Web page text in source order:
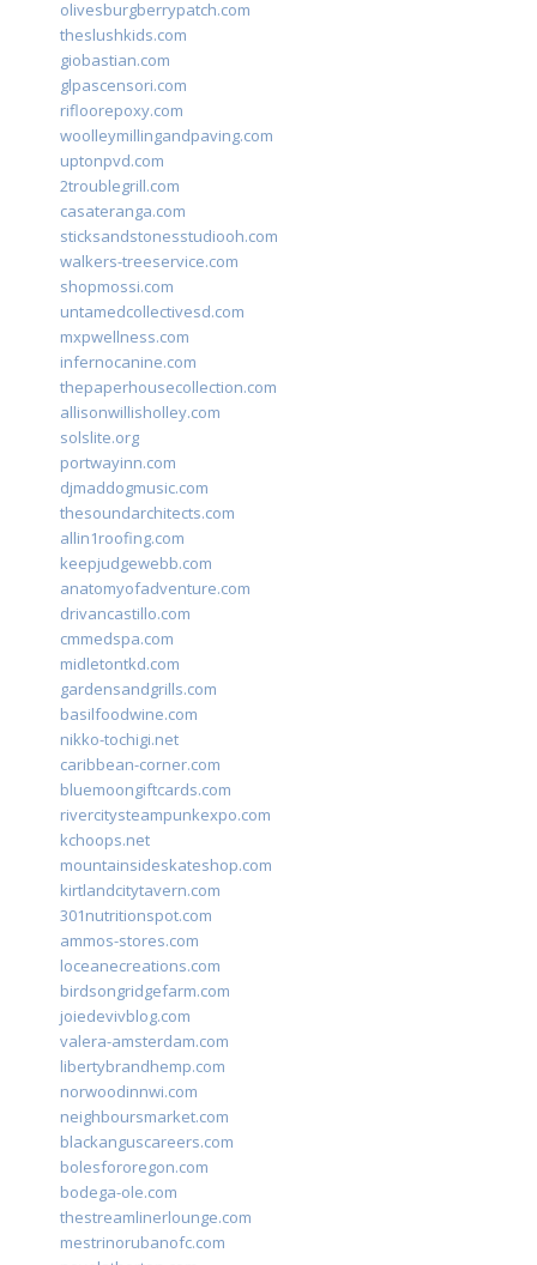
olivesburgberrypatch.com
theslushkids.com
giobastian.com
glpascensori.com
rifloorepoxy.com
woolleymillingandpaving.com
uptonpvd.com
2troublegrill.com
casateranga.com
sticksandstonesstudiooh.com
walkers-treeservice.com
shopmossi.com
untamedcollectivesd.com
mxpwellness.com
infernocanine.com
thepaperhousecollection.com
allisonwillisholley.com
solslite.org
portwayinn.com
djmaddogmusic.com
thesoundarchitects.com
allin1roofing.com
keepjudgewebb.com
anatomyofadventure.com
drivancastillo.com
cmmedspa.com
midletontkd.com
gardensandgrills.com
basilfoodwine.com
nikko-tochigi.net
caribbean-corner.com
bluemoongiftcards.com
rivercitysteampunkexpo.com
kchoops.net
mountainsideskateshop.com
kirtlandcitytavern.com
301nutritionspot.com
ammos-stores.com
loceanecreations.com
birdsongridgefarm.com
joiedevivblog.com
valera-amsterdam.com
libertybrandhemp.com
norwoodinnwi.com
neighboursmarket.com
blackanguscareers.com
bolesfororegon.com
bodega-ole.com
thestreamlinerlounge.com
mestrinorubanofc.com